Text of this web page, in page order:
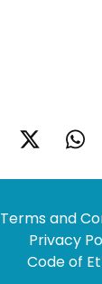
Terms and
Privacy
Code of